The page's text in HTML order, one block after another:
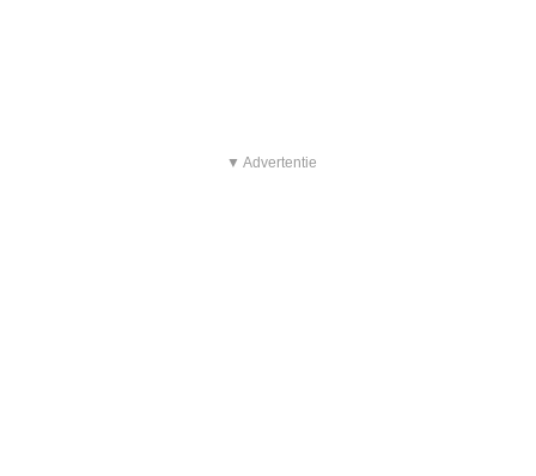
▼ Advertentie